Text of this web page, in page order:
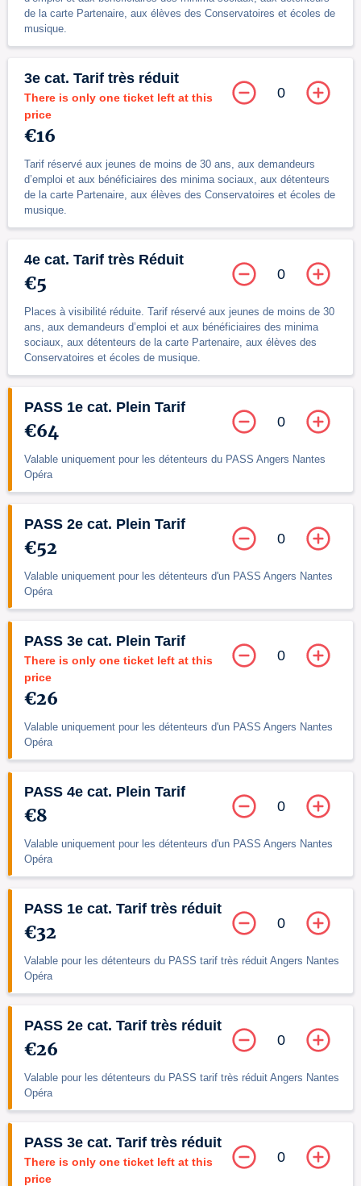
de la carte Partenaire, aux élèves des Conservatoires et écoles de
musique.
3e cat. Tarif très réduit
There is only one ticket left at this
price
€16
Tarif réservé aux jeunes de moins de 30 ans, aux demandeurs
d’emploi et aux bénéficiaires des minima sociaux, aux détenteurs
de la carte Partenaire, aux élèves des Conservatoires et écoles de
musique.
0
4e cat. Tarif très Réduit
€5
Places à visibilité réduite. Tarif réservé aux jeunes de moins de 30
ans, aux demandeurs d’emploi et aux bénéficiaires des minima
sociaux, aux détenteurs de la carte Partenaire, aux élèves des
Conservatoires et écoles de musique.
0
PASS 1e cat. Plein Tarif
€64
Valable uniquement pour les détenteurs du PASS Angers Nantes
Opéra
0
PASS 2e cat. Plein Tarif
€52
Valable uniquement pour les détenteurs d'un PASS Angers Nantes
Opéra
0
PASS 3e cat. Plein Tarif
There is only one ticket left at this
price
€26
Valable uniquement pour les détenteurs d'un PASS Angers Nantes
Opéra
0
PASS 4e cat. Plein Tarif
€8
Valable uniquement pour les détenteurs d'un PASS Angers Nantes
Opéra
0
PASS 1e cat. Tarif très réduit
€32
Valable pour les détenteurs du PASS tarif très réduit Angers Nantes
Opéra
0
PASS 2e cat. Tarif très réduit
€26
Valable pour les détenteurs du PASS tarif très réduit Angers Nantes
Opéra
0
PASS 3e cat. Tarif très réduit
There is only one ticket left at this
price
0